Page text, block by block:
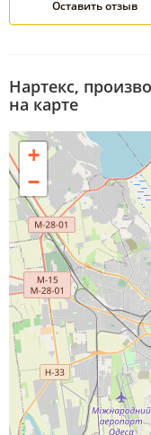
Нартекс,
на карте
+
−